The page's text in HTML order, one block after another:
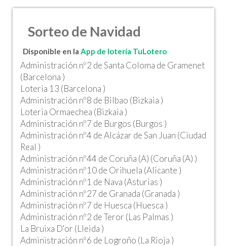
Sorteo de Navidad
Disponible en la App de lotería TuLotero
Administración nº2 de Santa Coloma de Gramenet
(Barcelona )
Loteria 13 (Barcelona )
Administración nº8 de Bilbao (Bizkaia )
Loteria Ormaechea (Bizkaia )
Administración nº7 de Burgos (Burgos )
Administración nº4 de Alcázar de San Juan (Ciudad
Real )
Administración nº44 de Coruña (A) (Coruña (A) )
Administración nº10 de Orihuela (Alicante )
Administración nº1 de Nava (Asturias )
Administración nº27 de Granada (Granada )
Administración nº7 de Huesca (Huesca )
Administración nº2 de Teror (Las Palmas )
La Bruixa D'or (Lleida )
Administración nº6 de Logroño (La Rioja )